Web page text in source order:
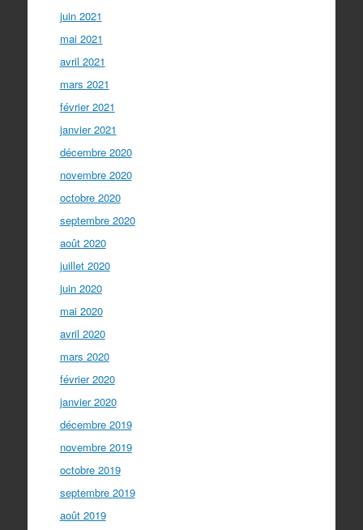
juin 2021
mai 2021
avril 2021
mars 2021
février 2021
janvier 2021
décembre 2020
novembre 2020
octobre 2020
septembre 2020
août 2020
juillet 2020
juin 2020
mai 2020
avril 2020
mars 2020
février 2020
janvier 2020
décembre 2019
novembre 2019
octobre 2019
septembre 2019
août 2019